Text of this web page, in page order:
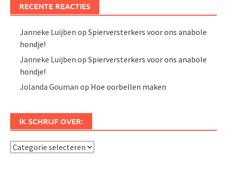
RECENTE REACTIES
Janneke Luijben opSpierversterkers voor ons anabole
hondje!
Janneke Luijben opSpierversterkers voor ons anabole
hondje!
Jolanda Gouman op Hoe oorbellen maken
IK SCHRIJF OVER:
Ik